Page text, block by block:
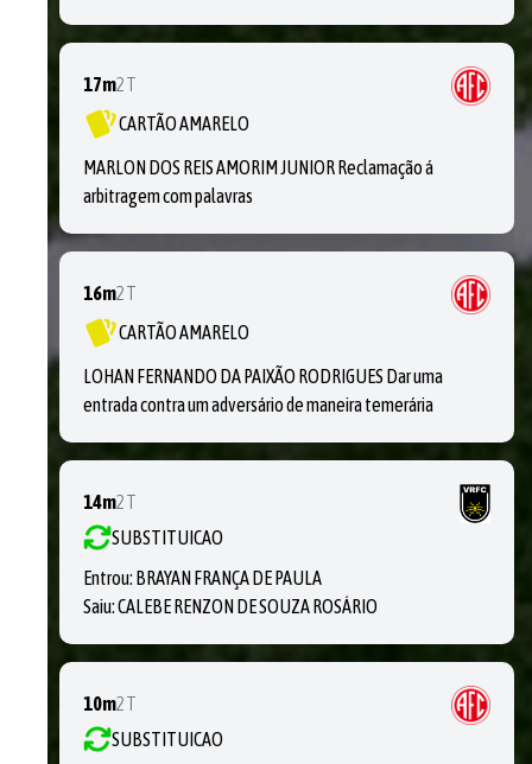
17m2T
CARTÃO AMARELO
MARLON DOS REIS AMORIM JUNIOR Reclamação á
arbitragem com palavras
16m2T
CARTÃO AMARELO
LOHAN FERNANDO DA PAIXÃO RODRIGUES Dar uma
entrada contra um adversário de maneira temerária
14m2T
SUBSTITUICAO
Entrou: BRAYAN FRANÇA DE PAULA
Saiu:CALEBE RENZON DE SOUZA ROSÁRIO
10m2T
SUBSTITUICAO